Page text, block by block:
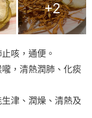
+2
咳，通便。
，清熱潤肺、化痰
津、潤燥、清熱及